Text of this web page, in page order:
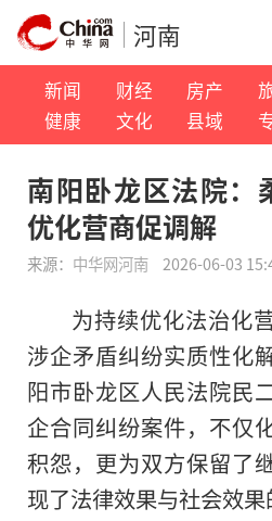
河南
新闻 财经 房产
健康
文化 县域
南阳卧龙区法院：
优化营商促调解
来源： 中华网河南 2026-06-03
为持续优化法治化
涉企矛盾纠纷实质性化
阳市卧龙区人民法院民
企合同纠纷案件，不仅
积怨，更为双方保留了
现了法律效果与社会效果